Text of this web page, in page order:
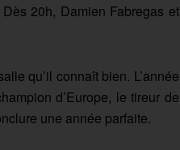
20h, Damien Fabregas et
qu’il connaît bien. L’année
d’Europe, le tireur de
une année parfaite.